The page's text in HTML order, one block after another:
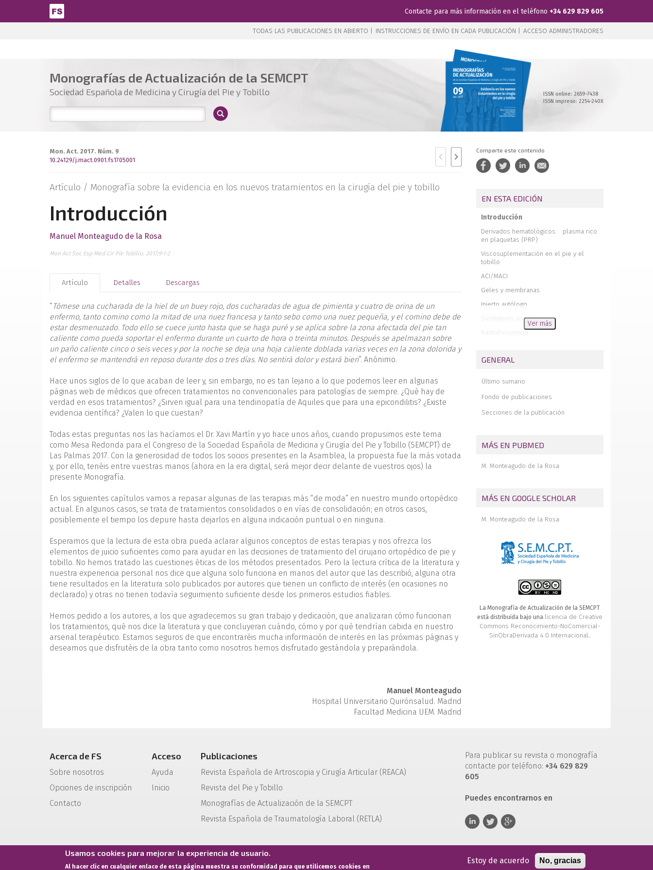
Pasar al contenido principal
Contacte para más información en el teléfono +34 629 829 605
TODAS LAS PUBLICACIONES EN ABIERTO | INSTRUCCIONES DE ENVÍO EN CADA PUBLICACIÓN | ACCESO ADMINISTRADORES
Monografías de Actualización de la SEMCPT
Sociedad Española de Medicina y Cirugía del Pie y Tobillo
ISSN online: 2659-7438
ISSN impreso: 2254-240X
Mon. Act. 2017. Núm. 9
10.24129/j.mact.0901.fs1705001
Artículo / Monografía sobre la evidencia en los nuevos tratamientos en la cirugía del pie y tobillo
Introducción
Manuel Monteagudo de la Rosa
Mon Act Soc Esp Med Cir Pie Tobillo. 2017;9:1-2
Artículo Detalles Descargas
“ Tómese una cucharada de la hiel de un buey rojo, dos cucharadas de agua de pimienta y cuatro de orina de un
enfermo, tanto comino como la mitad de una nuez francesa y tanto sebo como una nuez pequeña, y el comino debe de
estar desmenuzado. Todo ello se cuece junto hasta que se haga puré y se aplica sobre la zona afectada del pie tan
caliente como pueda soportar el enfermo durante un cuarto de hora o treinta minutos. Después se apelmazan sobre
un paño caliente cinco o seis veces y por la noche se deja una hoja caliente doblada varias veces en la zona dolorida y
el enfermo se mantendrá en reposo durante dos o tres días. No sentirá dolor y estará bien”. Anónimo.
Hace unos siglos de lo que acaban de leer y, sin embargo, no es tan lejano a lo que podemos leer en algunas
páginas web de médicos que ofrecen tratamientos no convencionales para patologías de siempre. ¿Qué hay de
verdad en esos tratamientos? ¿Sirven igual para una tendinopatía de Aquiles que para una epicondilitis? ¿Existe
evidencia científica? ¿Valen lo que cuestan?
Todas estas preguntas nos las hacíamos el Dr. Xavi Martín y yo hace unos años, cuando propusimos este tema
como Mesa Redonda para el Congreso de la Sociedad Española de Medicina y Cirugía del Pie y Tobillo (SEMCPT) de
Las Palmas 2017. Con la generosidad de todos los socios presentes en la Asamblea, la propuesta fue la más votada
y, por ello, tenéis entre vuestras manos (ahora en la era digital, será mejor decir delante de vuestros ojos) la
presente Monografía.
En los siguientes capítulos vamos a repasar algunas de las terapias más “de moda” en nuestro mundo ortopédico
actual. En algunos casos, se trata de tratamientos consolidados o en vías de consolidación; en otros casos,
posiblemente el tiempo los depure hasta dejarlos en alguna indicación puntual o en ninguna.
Esperamos que la lectura de esta obra pueda aclarar algunos conceptos de estas terapias y nos ofrezca los
elementos de juicio suficientes como para ayudar en las decisiones de tratamiento del cirujano ortopédico de pie y
tobillo. No hemos tratado las cuestiones éticas de los métodos presentados. Pero la lectura crítica de la literatura y
nuestra experiencia personal nos dice que alguna solo funciona en manos del autor que las describió, alguna otra
tiene resultados en la literatura solo publicados por autores que tienen un conflicto de interés (en ocasiones no
declarado) y otras no tienen todavía seguimiento suficiente desde los primeros estudios fiables.
Hemos pedido a los autores, a los que agradecemos su gran trabajo y dedicación, que analizaran cómo funcionan
los tratamientos, qué nos dice la literatura y que concluyeran cuándo, cómo y por qué tendrían cabida en nuestro
arsenal terapéutico. Estamos seguros de que encontraréis mucha información de interés en las próximas páginas y
deseamos que disfrutéis de la obra tanto como nosotros hemos disfrutado gestándola y preparándola.
Manuel Monteagudo
Hospital Universitario Quirónsalud. Madrid
Facultad Medicina UEM. Madrid
Comparte este contenido
EN ESTA EDICIÓN
Introducción
Derivados hematológicos: plasma rico
en plaquetas (PRP)
Viscosuplementación en el pie y el
tobillo
ACI/MACI
Geles y membranas
Injerto autólogo
Sustitutivos óseos
Radiofrecuencia
ortopédica
Ver más
GENERAL
Último sumario
Fondo de publicaciones
Secciones de la publicación
MÁS EN PUBMED
M. Monteagudo de la Rosa
MÁS EN GOOGLE SCHOLAR
M. Monteagudo de la Rosa
La Monografía de Actualización de la SEMCPT
está distribuida bajo una licencia de Creative
Commons Reconocimiento-NoComercial-
SinObraDerivada 4.0 Internacional.
Acerca de FS
Sobre nosotros
Opciones de inscripción
Contacto
Acceso
Ayuda
Inicio
Publicaciones
Revista Española de Artroscopia y Cirugía Articular (REACA)
Revista del Pie y Tobillo
Monografías de Actualización de la SEMCPT
Revista Española de Traumatología Laboral (RETLA)
Para publicar su revista o monografía
contacte por teléfono: +34 629 829
605
Puedes encontrarnos en
Política de privacidad Política de cookies
Usamos cookies para mejorar la experiencia de usuario.
Al hacer clic en cualquier enlace de esta página muestra su conformidad para que utilicemos cookies en
Estoy de acuerdo No, gracias